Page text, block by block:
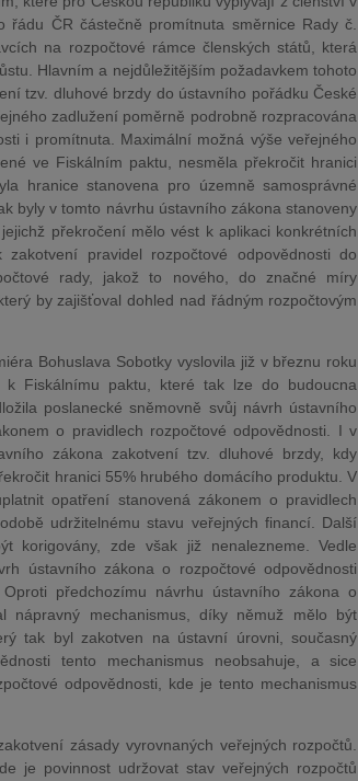
ČR částečně promítnuta směrnice Rady č.
na rozpočtové rámce členských států, která
Hlavním a nejdůležitějším požadavkem tohoto
tzv. dluhové brzdy do ústavního pořádku České
zadlužení poměrně podrobně rozpracována
i promítnuta. Maximální možná výše veřejného
ve Fiskálním paktu, nesměla překročit hranici
hranice stanovena pro územně samosprávné
byly v tomto návrhu ústavního zákona stanoveny
překročení mělo vést k aplikaci konkrétních
pravidel rozpočtové odpovědnosti do
rady, jakož to nového, do značné míry
by zajišťoval dohled nad řádným rozpočtovým
Bohuslava Sobotky vyslovila již v březnu roku
Fiskálnímu paktu, které tak lze do budoucna
poslanecké sněmovně svůj návrh ústavního
o pravidlech rozpočtové odpovědnosti. I v
zákona zakotvení tzv. dluhové brzdy, kdy
hranici 55% hrubého domácího produktu. V
opatření stanovená zákonem o pravidlech
udržitelnému stavu veřejných financí. Další
korigovány, zde však již nenalezneme. Vedle
ústavního zákona o rozpočtové odpovědnosti
předchozímu návrhu ústavního zákona o
nápravný mechanismus, díky němuž mělo být
tak byl zakotven na ústavní úrovni, současný
tento mechanismus neobsahuje, a sice
odpovědnosti, kde je tento mechanismus
zásady vyrovnaných veřejných rozpočtů.
je povinnost udržovat stav veřejných rozpočtů